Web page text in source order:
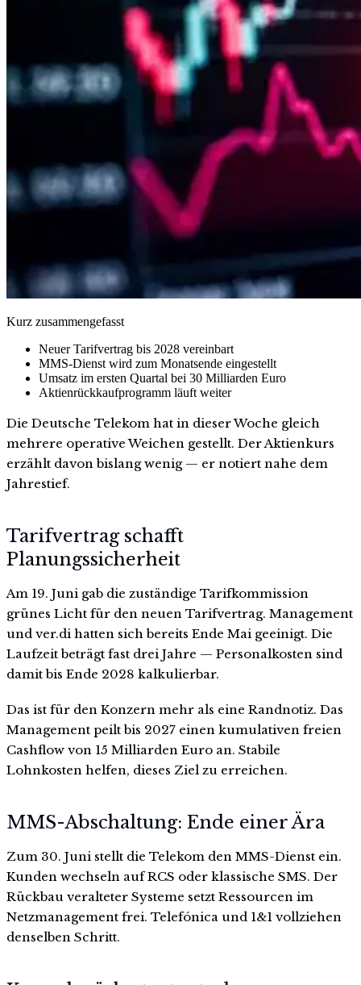
Kurz zusammengefasst
Neuer Tarifvertrag bis 2028 vereinbart
MMS-Dienst wird zum Monatsende eingestellt
Umsatz im ersten Quartal bei 30 Milliarden Euro
Aktienrückkaufprogramm läuft weiter
Die Deutsche Telekom hat in dieser Woche gleich
mehrere operative Weichen gestellt. Der Aktienkurs
erzählt davon bislang wenig — er notiert nahe dem
Jahrestief.
Tarifvertrag schafft
Planungssicherheit
Am 19. Juni gab die zuständige Tarifkommission
grünes Licht für den neuen Tarifvertrag. Management
und ver.di hatten sich bereits Ende Mai geeinigt. Die
Laufzeit beträgt fast drei Jahre — Personalkosten sind
damit bis Ende 2028 kalkulierbar.
Das ist für den Konzern mehr als eine Randnotiz. Das
Management peilt bis 2027 einen kumulativen freien
Cashflow von 15 Milliarden Euro an. Stabile
Lohnkosten helfen, dieses Ziel zu erreichen.
MMS-Abschaltung: Ende einer Ära
Zum 30. Juni stellt die Telekom den MMS-Dienst ein.
Kunden wechseln auf RCS oder klassische SMS. Der
Rückbau veralteter Systeme setzt Ressourcen im
Netzmanagement frei. Telefónica und 1&1 vollziehen
denselben Schritt.